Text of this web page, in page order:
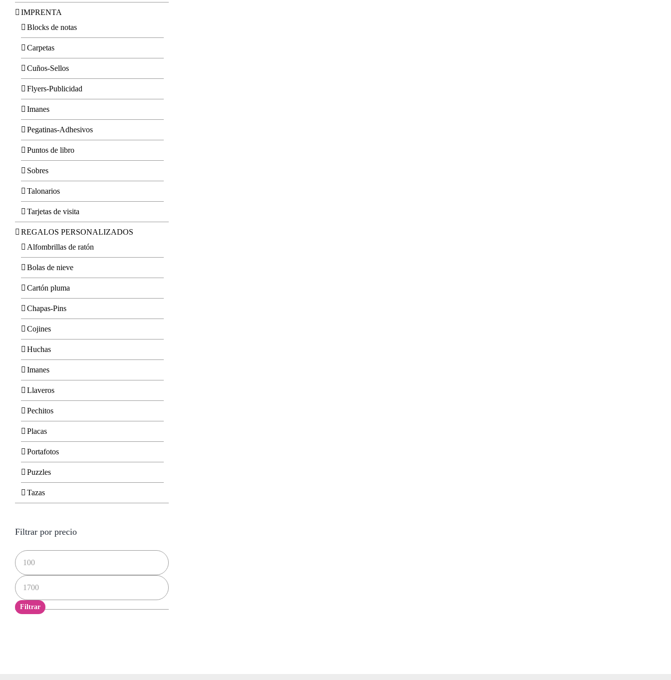
IMPRENTA
Blocks de notas
Carpetas
Cuños-Sellos
Flyers-Publicidad
Imanes
Pegatinas-Adhesivos
Puntos de libro
Sobres
Talonarios
Tarjetas de visita
REGALOS PERSONALIZADOS
Alfombrillas de ratón
Bolas de nieve
Cartón pluma
Chapas-Pins
Cojines
Huchas
Imanes
Llaveros
Pechitos
Placas
Portafotos
Puzzles
Tazas
Filtrar por precio
Precio
mínimo
Precio
máximo
Filtrar